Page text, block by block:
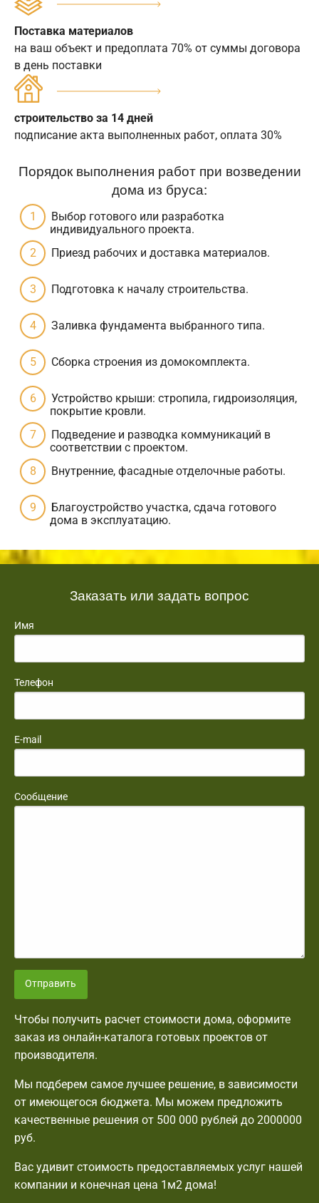
Поставка материалов
на ваш объект и предоплата 70% от суммы договора
в день поставки
строительство за 14 дней
подписание акта выполненных работ, оплата 30%
Порядок выполнения работ при возведении
дома из бруса:
Выбор готового или разработка
индивидуального проекта.
Приезд рабочих и доставка материалов.
Подготовка к началу строительства.
Заливка фундамента выбранного типа.
Сборка строения из домокомплекта.
Устройство крыши: стропила, гидроизоляция,
покрытие кровли.
Подведение и разводка коммуникаций в
соответствии с проектом.
Внутренние, фасадные отделочные работы.
Благоустройство участка, сдача готового
дома в эксплуатацию.
Заказать или задать вопрос
Имя
Телефон
E-mail
Сообщение
Отправить
Чтобы получить расчет стоимости дома, оформите
заказ из онлайн-каталога готовых проектов от
производителя.
Мы подберем самое лучшее решение, в зависимости
от имеющегося бюджета. Мы можем предложить
качественные решения от 500 000 рублей до 2000000
руб.
Вас удивит стоимость предоставляемых услуг нашей
компании и конечная цена 1м2 дома!